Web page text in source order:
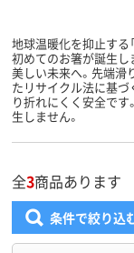
地球温暖化を抑止する
初めてのお箸が誕生し
美しい未来へ。先端滑
たリサイクル法に基
り折れにくく安全で
生しません。
全3商品あります
条件で絞り込